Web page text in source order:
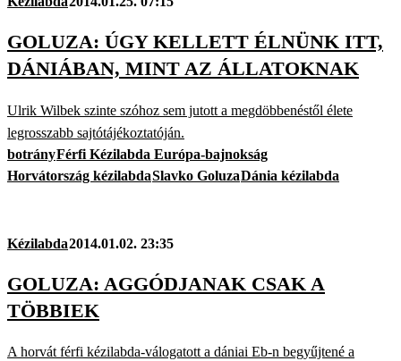
GOLUZA: ÚGY KELLETT ÉLNÜNK ITT,
DÁNIÁBAN, MINT AZ ÁLLATOKNAK
Ulrik Wilbek szinte szóhoz sem jutott a megdöbbenéstől élete
legrosszabb sajtótájékoztatóján.
botrányFérfi Kézilabda Európa-bajnokság
Horvátország kézilabdaSlavko GoluzaDánia kézilabda
Kézilabda2014.01.02. 23:35
GOLUZA: AGGÓDJANAK CSAK A
TÖBBIEK
A horvát férfi kézilabda-válogatott a dániai Eb-n begyűjtené a